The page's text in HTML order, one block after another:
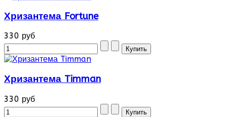
Хризантема Fortune
330 руб
Хризантема Timman
330 руб